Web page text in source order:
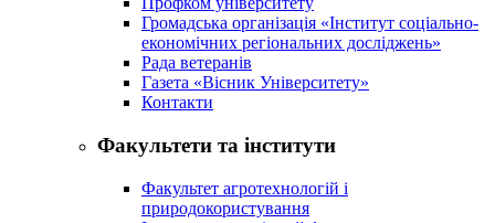
Громадська організація «Інститут соціально-
економічних регіональних досліджень»
Рада ветеранів
Газета «Вісник Університету»
Контакти
Факультети та інститути
Факультет агротехнологій і
природокористування